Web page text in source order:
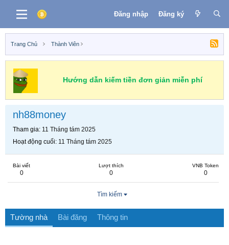
Đăng nhập Đăng ký
Trang Chủ Thành Viên
Hướng dẫn kiếm tiền đơn giản miễn phí
nh88money
Tham gia 11 Tháng tám 2025
Hoạt động cuối 11 Tháng tám 2025
Bài viết
0
Lượt thích
0
VNB Token
0
Tìm kiếm
Tường nhà Bài đăng Thông tin